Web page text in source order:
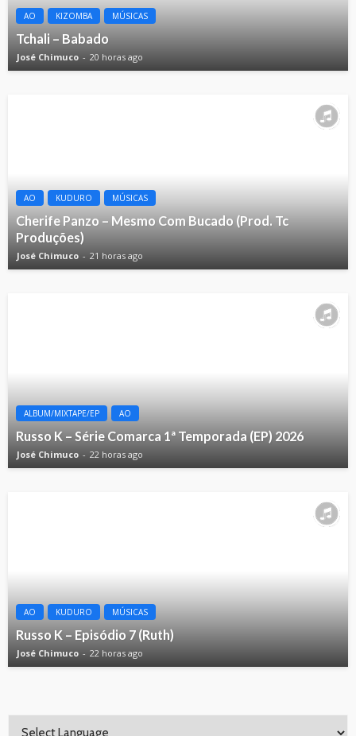
AO KIZOMBA MÚSICAS
Tchali – Babado
José Chimuco 20 horas ago
AO KUDURO MÚSICAS
Cherife Panzo – Mesmo Com Bucado (Prod. Tc
Produções)
José Chimuco 21 horas ago
ALBUM/MIXTAPE/EP AO
Russo K – Série Comarca 1ª Temporada (EP) 2026
José Chimuco 22 horas ago
AO KUDURO MÚSICAS
Russo K – Episódio 7 (Ruth)
José Chimuco 22 horas ago